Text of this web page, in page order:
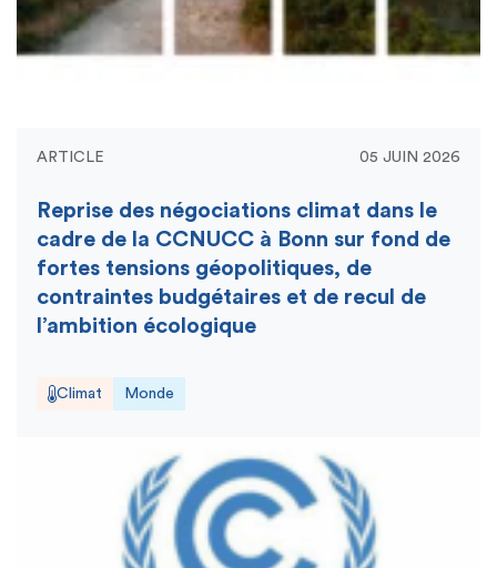
ARTICLE 05 JUIN 2026
Reprise des négociations climat dans le
cadre de la CCNUCC à Bonn sur fond de
fortes tensions géopolitiques, de
contraintes budgétaires et de recul de
l’ambition écologique
Climat Monde